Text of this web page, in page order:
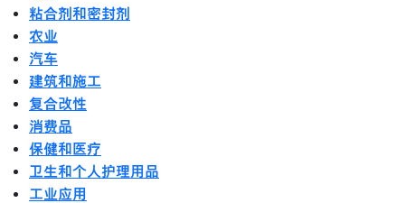
粘合剂和密封剂
农业
汽车
建筑和施工
复合改性
消费品
保健和医疗
卫生和个人护理用品
工业应用